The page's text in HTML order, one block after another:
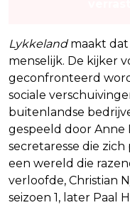
Lykkelandmaakt dat
menselijk. De kijker
geconfronteerd
sociale
buitenlandse
gespeeld door
secretaresse die
een wereld die
verloofde, Christian
seizoen 1, later Paal